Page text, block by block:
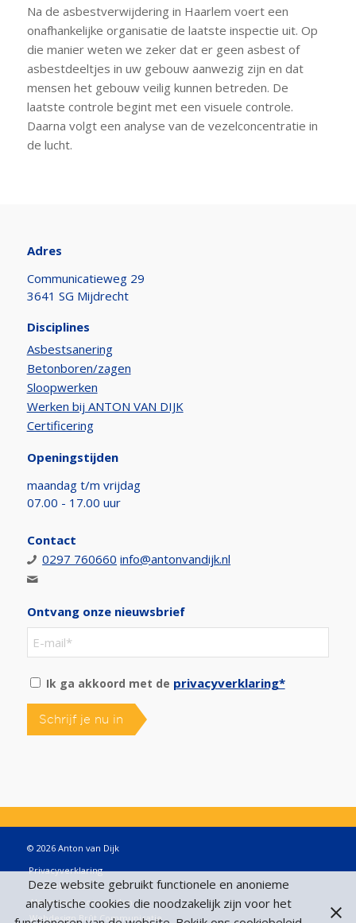
Na de asbestverwijdering in Haarlem voert een
onafhankelijke organisatie de laatste inspectie uit. Op
die manier weten we zeker dat er geen asbest of
asbestdeeltjes in uw gebouw aanwezig zijn en dat
mensen het gebouw veilig kunnen betreden. De
laatste controle begint met een visuele controle.
Daarna volgt een analyse van de vezelconcentratie in
de lucht.
Adres
Communicatieweg 29
3641 SG Mijdrecht
Disciplines
Asbestsanering
Betonboren/zagen
Sloopwerken
Werken bij ANTON VAN DIJK
Certificering
Openingstijden
maandag t/m vrijdag
07.00 - 17.00 uur
Contact
0297 760660 info@antonvandijk.nl
Ontvang onze nieuwsbrief
Ik ga akkoord met de privacyverklaring*
Schrijf je nu in
© 2026 Anton van Dijk
Privacyverklaring
Cookiebeleid
Algemene voorwaarden
Webdesign Brût Communicatie
Deze website gebruikt functionele en anonieme
analytische cookies die noodzakelijk zijn voor het